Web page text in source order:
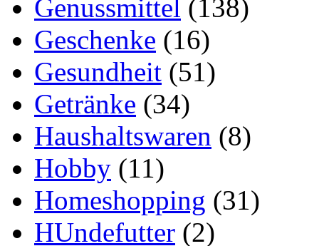
Genussmittel (138)
Geschenke (16)
Gesundheit (51)
Getränke (34)
Haushaltswaren (8)
Hobby (11)
Homeshopping (31)
HUndefutter (2)